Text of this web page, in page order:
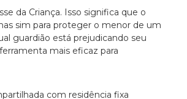
da Criança. Isso significa que o
sim para proteger o menor de um
guardião está prejudicando seu
mais eficaz para
com residência fixa